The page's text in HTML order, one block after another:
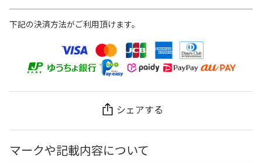
下記の決済方法がご利用頂けます。
シェアする
マークや記載内容について